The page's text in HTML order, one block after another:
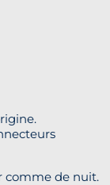
comme de nuit.